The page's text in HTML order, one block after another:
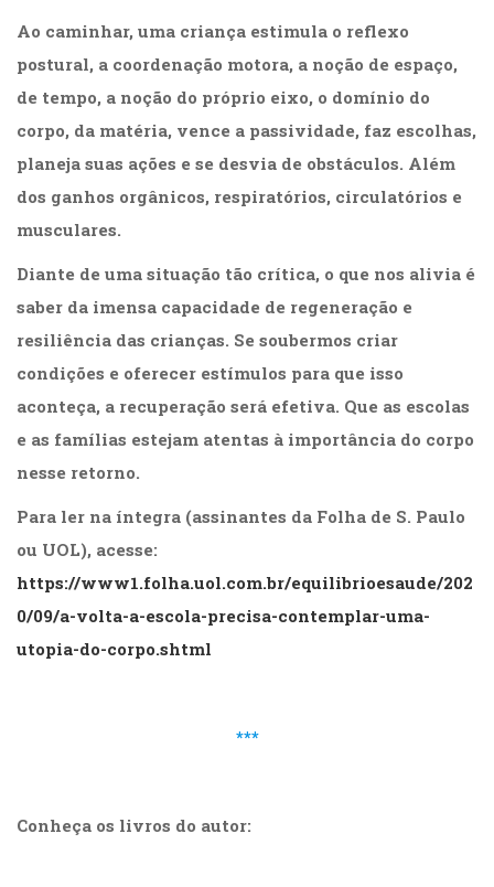
Ao caminhar, uma criança estimula o reflexo
postural, a coordenação motora, a noção de espaço,
de tempo, a noção do próprio eixo, o domínio do
corpo, da matéria, vence a passividade, faz escolhas,
planeja suas ações e se desvia de obstáculos. Além
dos ganhos orgânicos, respiratórios, circulatórios e
musculares.
Diante de uma situação tão crítica, o que nos alivia é
saber da imensa capacidade de regeneração e
resiliência das crianças. Se soubermos criar
condições e oferecer estímulos para que isso
aconteça, a recuperação será efetiva. Que as escolas
e as famílias estejam atentas à importância do corpo
nesse retorno.
Para ler na íntegra (assinantes da Folha de S. Paulo
ou UOL), acesse:
https://www1.folha.uol.com.br/equilibrioesaude/202
0/09/a-volta-a-escola-precisa-contemplar-uma-
utopia-do-corpo.shtml
***
Conheça os livros do autor: